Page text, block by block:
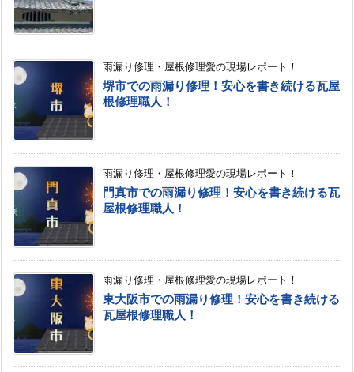
雨漏り修理・屋根修理愛の現場レポート！
堺市での雨漏り修理！安心を書き続ける瓦屋
根修理職人！
雨漏り修理・屋根修理愛の現場レポート！
門真市での雨漏り修理！安心を書き続ける瓦
屋根修理職人！
雨漏り修理・屋根修理愛の現場レポート！
東大阪市での雨漏り修理！安心を書き続ける
瓦屋根修理職人！